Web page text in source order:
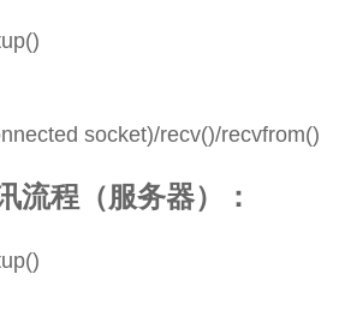
socket)/recv()/recvfrom()
流程（服务器）：